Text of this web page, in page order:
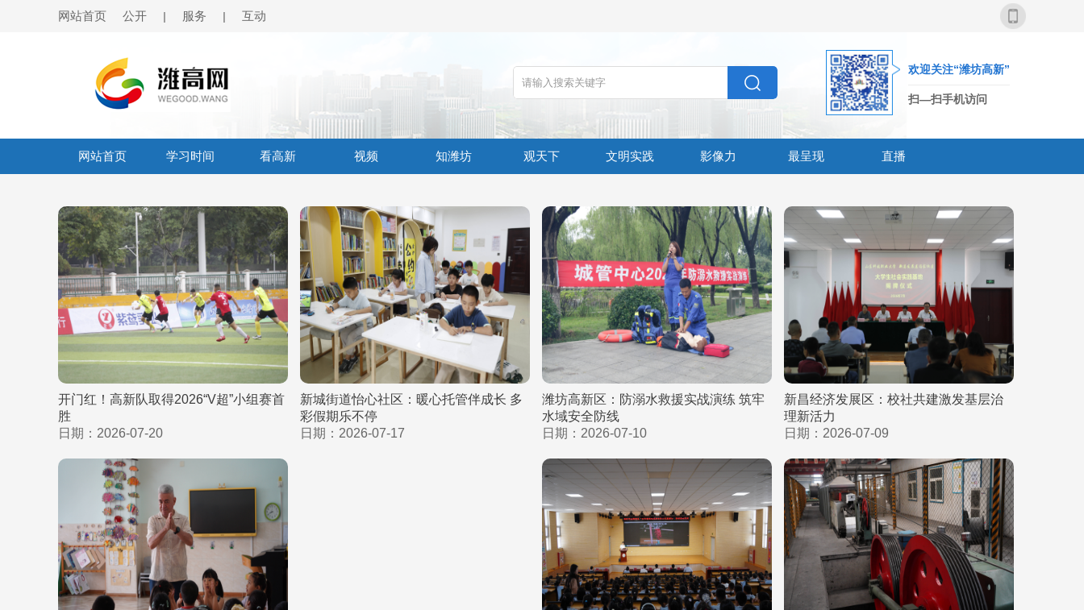
网站首页 公开 | 服务 | 互动
欢迎关注“潍坊高新”
扫—扫手机访问
网站首页 学习时间 看高新 视频 知潍坊 观天下 文明实践 影像力 最呈现 直播
开门红！高新队取得2026“V超”小组赛首
胜
日期：2026-07-20
新城街道怡心社区：暖心托管伴成长 多
彩假期乐不停
日期：2026-07-17
潍坊高新区：防溺水救援实战演练 筑牢
水域安全防线
日期：2026-07-10
新昌经济发展区：校社共建激发基层治
理新活力
日期：2026-07-09